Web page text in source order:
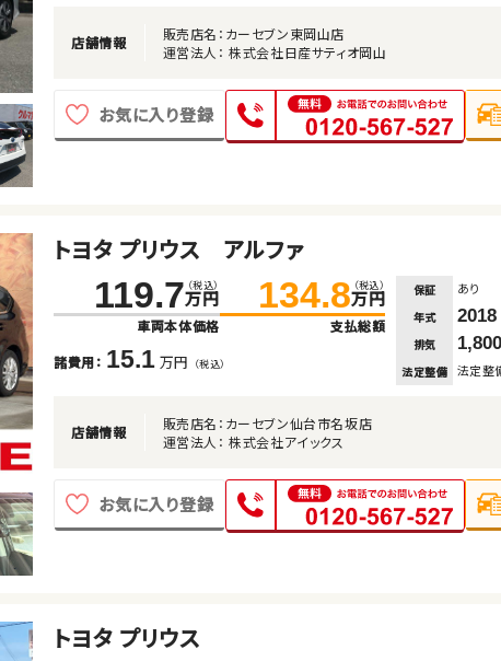
店舗情報
販売店名：カーセブン東岡山店
運営法人： 株式会社日産サティオ岡山
お気に入り登録
トヨタ プリウス アルファ
119.7 （税込）
万円
車両本体価格
134.8 （税込）
万円
支払総額
諸費用： 15.1 万円 （税込）
保証 あり
年式 2018
排気
1,800
法定整備 法定整
店舗情報
販売店名：カーセブン仙台市名坂店
運営法人： 株式会社アイックス
お気に入り登録
トヨタ プリウス